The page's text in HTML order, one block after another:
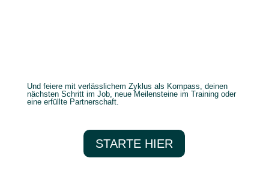
Und feiere mit verlässlichem Zyklus als Kompass, deinen
nächsten Schritt im Job, neue Meilensteine im Training oder
eine erfüllte Partnerschaft.
STARTE HIER